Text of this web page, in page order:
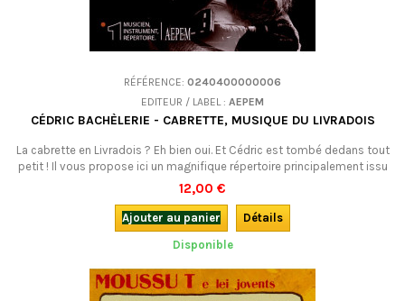
RÉFÉRENCE: 0240400000006
EDITEUR / LABEL : AEPEM
CÉDRIC BACHÈLERIE - CABRETTE, MUSIQUE DU LIVRADOIS
La cabrette en Livradois ? Eh bien oui. Et Cédric est tombé dedans tout
petit ! Il vous propose ici un magnifique répertoire principalement issu
des collectes effectuées dans les années 1970-1990 dans son pays.
Un CD en solo, à découvrir !
12,00 €
Ajouter au panier
Détails
Disponible